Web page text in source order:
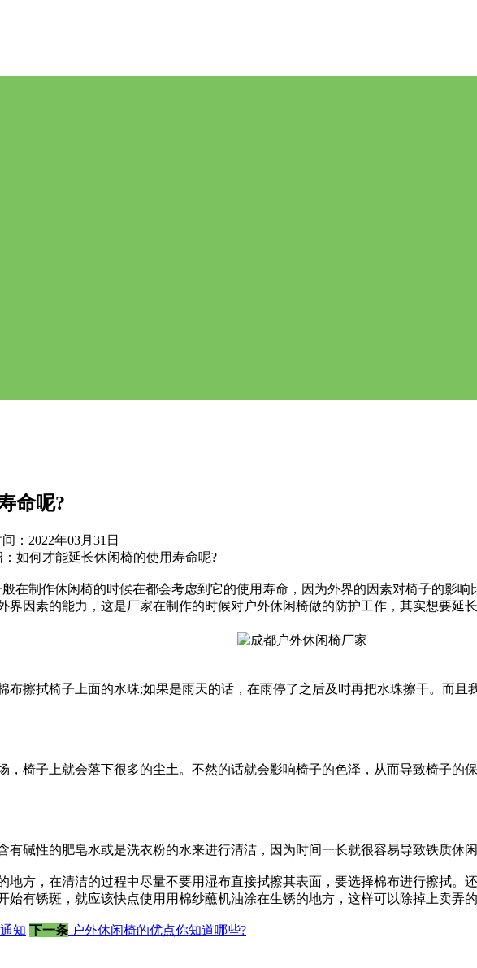
命呢?
：2022年03月31日
：如何才能延长休闲椅的使用寿命呢?
制作休闲椅的时候在都会考虑到它的使用寿命，因为外界的因素对椅子的影响
界因素的能力，这是厂家在制作的时候对户外休闲椅做的防护工作，其实想要延
拭椅子上面的水珠;如果是雨天的话，在雨停了之后及时再把水珠擦干。而且
子上就会落下很多的尘土。不然的话就会影响椅子的色泽，从而导致椅子的
性的肥皂水或是洗衣粉的水来进行清洁，因为时间一长就很容易导致铁质休闲
，在清洁的过程中尽量不要用湿布直接拭擦其表面，要选择棉布进行擦拭。
有锈斑，就应该快点使用用棉纱蘸机油涂在生锈的地方，这样可以除掉上卖弄
知 下一条 户外休闲椅的优点你知道哪些?